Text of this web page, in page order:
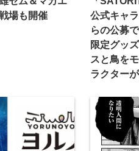
場も開催
公式キャ
らの公募
限定グッ
スと鳥を
ラクター